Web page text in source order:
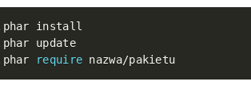
polecenia
, każde polecenie uruchamiaj w